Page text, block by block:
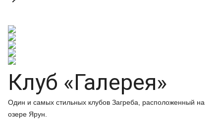
Клуб «Галерея»
Один и самых стильных клубов Загреба, расположенный на
озере Ярун.